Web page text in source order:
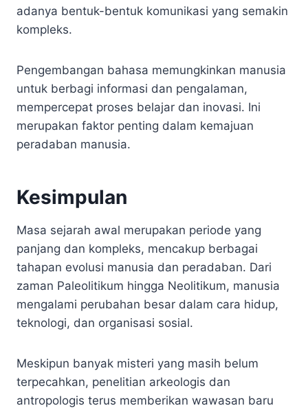
adanya bentuk-bentuk komunikasi yang semakin
kompleks.
Pengembangan bahasa memungkinkan manusia
untuk berbagi informasi dan pengalaman,
mempercepat proses belajar dan inovasi. Ini
merupakan faktor penting dalam kemajuan
peradaban manusia.
Kesimpulan
Masa sejarah awal merupakan periode yang
panjang dan kompleks, mencakup berbagai
tahapan evolusi manusia dan peradaban. Dari
zaman Paleolitikum hingga Neolitikum, manusia
mengalami perubahan besar dalam cara hidup,
teknologi, dan organisasi sosial.
Meskipun banyak misteri yang masih belum
terpecahkan, penelitian arkeologis dan
antropologis terus memberikan wawasan baru